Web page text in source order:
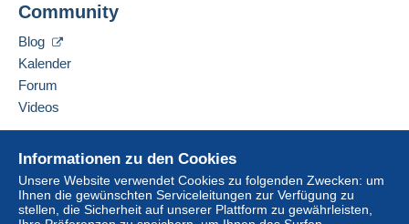
Informationen zu den Cookies
Unsere Website verwendet Cookies zu folgenden Zwecken: um
Ihnen die gewünschten Serviceleitungen zur Verfügung zu
stellen, die Sicherheit auf unserer Plattform zu gewährleisten,
Community
Blog
Kalender
Forum
Videos
Online-Hilfe
Auf Delcampe kaufen
Auf Delcampe verkaufen